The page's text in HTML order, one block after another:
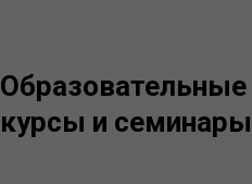
Образовательные
курсы и семинары